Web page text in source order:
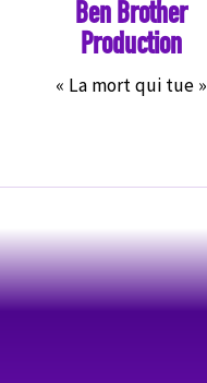
Ben Brother
Production
« La mort qui tue »